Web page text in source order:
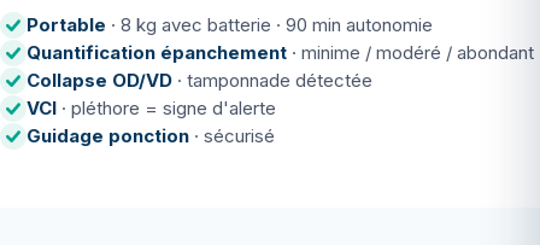
Portable · 8 kg avec batterie · 90 min autonomie
Quantification épanchement · minime / modéré / abondant
Collapse OD/VD · tamponnade détectée
VCI · pléthore = signe d'alerte
Guidage ponction · sécurisé